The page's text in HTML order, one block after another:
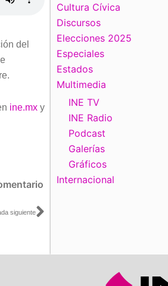
del
ine.mx y
siguienteSiguiente
Cultura Cívica
Discursos
Elecciones 2025
Especiales
Estados
Multimedia
INE TV
INE Radio
Podcast
Galerías
Gráficos
Internacional